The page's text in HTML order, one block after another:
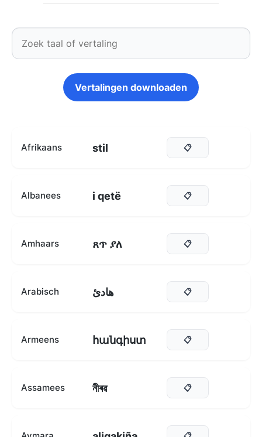
Vertalingen downloaden
Afrikaans stil 📋
Albanees i qetë 📋
Amhaars ጸጥ ያለ 📋
Arabisch هادئ 📋
Armeens հանգիստ 📋
Assamees নীৰৱ 📋